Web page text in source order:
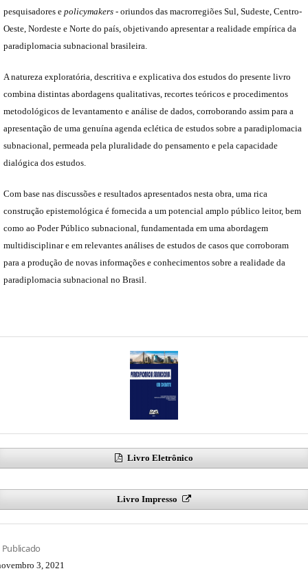
pesquisadores e policymakers - oriundos das macrorregiões Sul, Sudeste, Centro-
Oeste, Nordeste e Norte do país, objetivando apresentar a realidade empírica da
paradiplomacia subnacional brasileira.
A natureza exploratória, descritiva e explicativa dos estudos do presente livro
combina distintas abordagens qualitativas, recortes teóricos e procedimentos
metodológicos de levantamento e análise de dados, corroborando assim para a
apresentação de uma genuína agenda eclética de estudos sobre a paradiplomacia
subnacional, permeada pela pluralidade do pensamento e pela capacidade
dialógica dos estudos.
Com base nas discussões e resultados apresentados nesta obra, uma rica
construção epistemológica é fornecida a um potencial amplo público leitor, bem
como ao Poder Público subnacional, fundamentada em uma abordagem
multidisciplinar e em relevantes análises de estudos de casos que corroboram
para a produção de novas informações e conhecimentos sobre a realidade da
paradiplomacia subnacional no Brasil.
Livro Eletrônico
Livro Impresso
Publicado
3, 2021